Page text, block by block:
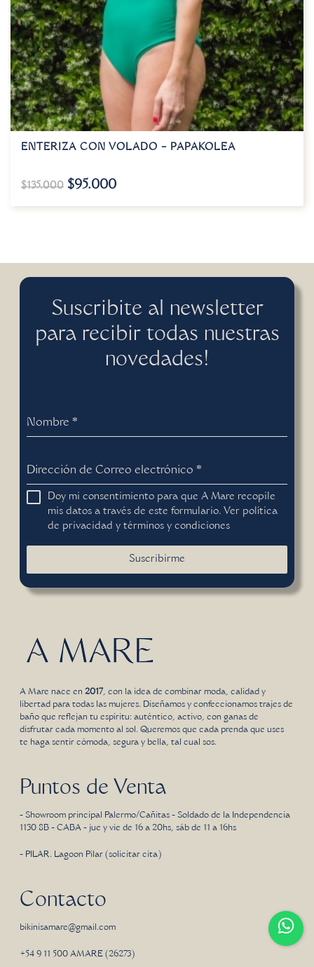
ENTERIZA CON VOLADO – PAPAKOLEA
$135.000 $95.000
Suscribite al newsletter
para recibir todas nuestras
novedades!
Nombre *
Dirección de Correo electrónico *
Doy mi consentimiento para que A Mare recopile
mis datos a través de este formulario. Ver política
de privacidad ytérminos y condiciones
Suscribirme
A Mare nace en2017, con la idea de combinar moda, calidad y
libertad para todas las mujeres. Diseñamos y confeccionamos trajes de
baño que reflejan tu espíritu: auténtico, activo, con ganas de
disfrutar cada momento al sol. Queremos que cada prenda que uses
te haga sentir cómoda, segura y bella, tal cual sos.
Puntos de Venta
- Showroom principal Palermo/Cañitas - Soldado de la Independencia
1130 8B - CABA - jue y vie de 16 a 20hs, sáb de 11 a 16hs
- PILAR. Lagoon Pilar (solicitar cita)
Contacto
bikinisamare@gmail.com
+54 9 11 500 AMARE (26273)